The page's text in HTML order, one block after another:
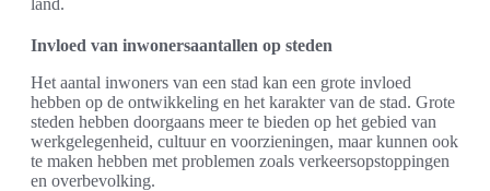
land.
Invloed van inwonersaantallen op steden
Het aantal inwoners van een stad kan een grote invloed
hebben op de ontwikkeling en het karakter van de stad. Grote
steden hebben doorgaans meer te bieden op het gebied van
werkgelegenheid, cultuur en voorzieningen, maar kunnen ook
te maken hebben met problemen zoals verkeersopstoppingen
en overbevolking.